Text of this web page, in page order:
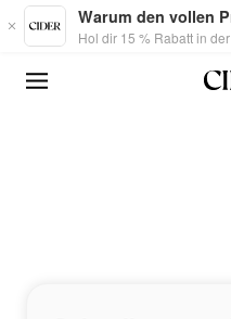
Skip to main content
Warum den vollen
Hol dir 15 % Rabatt in